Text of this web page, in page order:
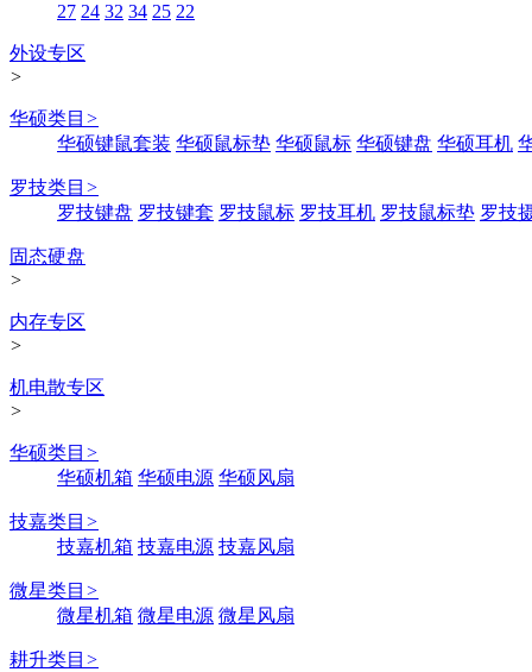
27 24 32 34 25 22
外设专区
>
华硕类目 >
华硕键鼠套装 华硕鼠标垫 华硕鼠标 华硕键盘 华硕耳机
罗技类目 >
罗技键盘 罗技键套 罗技鼠标 罗技耳机 罗技鼠标垫 罗技
固态硬盘
>
内存专区
>
机电散专区
>
华硕类目 >
华硕机箱 华硕电源 华硕风扇
技嘉类目 >
技嘉机箱 技嘉电源 技嘉风扇
微星类目 >
微星机箱 微星电源 微星风扇
耕升类目 >